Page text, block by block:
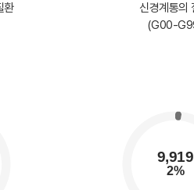
환
신경계통의
(G00-